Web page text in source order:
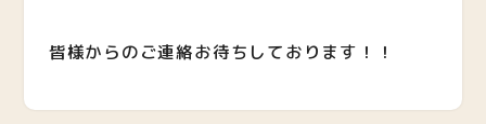
皆様からのご連絡お待ちしております！！